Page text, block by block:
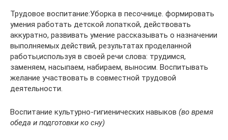
Трудовое воспитание:Уборка в песочнице. формировать
умения работать детской лопаткой, действовать
аккуратно, развивать умение рассказывать о назначении
выполняемых действий, результатах проделанной
работы,используя в своей речи слова: трудимся,
заменяем, насыпаем, набираем, выносим. Воспитывать
желание участвовать в совместной трудовой
деятельности.
Воспитание культурно-гигиенических навыков (во время
обеда и подготовки ко сну)